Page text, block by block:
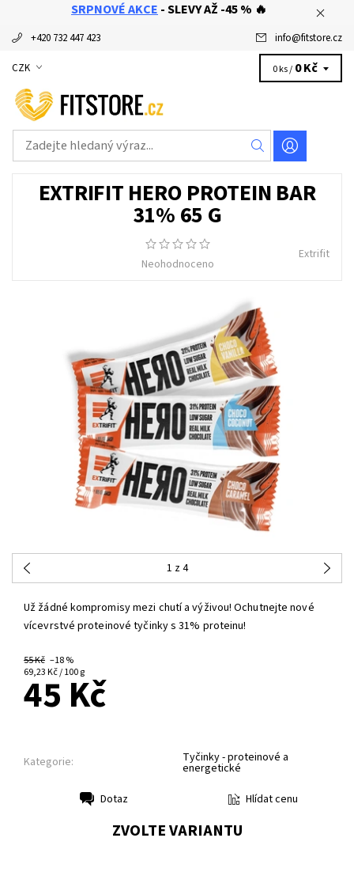
SRPNOVÉ AKCE - SLEVY AŽ -45 % 🔥
+420 732 447 423 info@fitstore.cz
CZK 0 ks / 0 Kč
EXTRIFIT HERO PROTEIN BAR
31% 65 G
Neohodnoceno
Extrifit
1 z 4
Už žádné kompromisy mezi chutí a výživou! Ochutnejte nové
vícevrstvé proteinové tyčinky s 31% proteinu!
55 Kč –18 %
69,23 Kč / 100 g
45 Kč
Kategorie: Tyčinky - proteinové a
energetické
Dotaz Hlídat cenu
ZVOLTE VARIANTU